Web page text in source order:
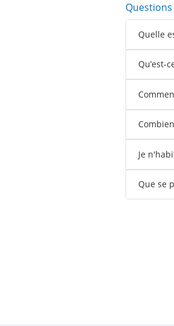
Quelle
Qu’est-
Je
Que se